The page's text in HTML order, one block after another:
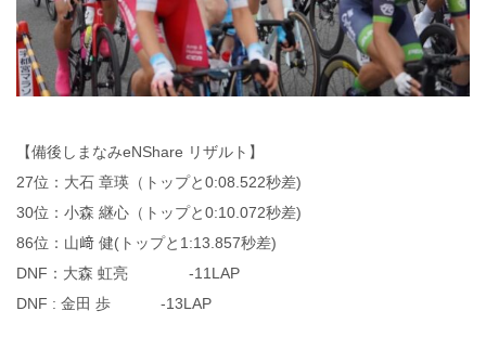
【備後しまなみeNShare リザルト】
27位：大石 章瑛（トップと0:08.522秒差)
30位：小森 継心（トップと0:10.072秒差)
86位：山﨑 健(トップと1:13.857秒差)
DNF：大森 虹亮 -11LAP
DNF : 金田 歩 -13LAP